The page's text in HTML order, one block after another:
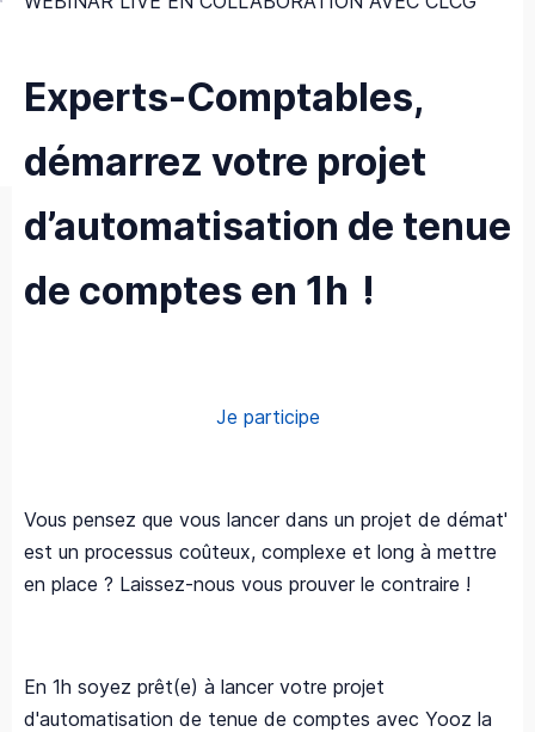
Experts-Comptables,
démarrez votre projet
d’automatisation de tenue
de comptes en 1h !
Je participe
Vous pensez que vous lancer dans un projet de démat'
est un processus coûteux, complexe et long à mettre
en place ? Laissez-nous vous prouver le contraire !
En 1h soyez prêt(e) à lancer votre projet
d'automatisation de tenue de comptes avec Yooz la